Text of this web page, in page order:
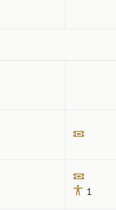
Билет
1